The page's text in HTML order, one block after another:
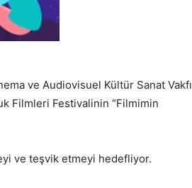
ve Audiovisuel Kültür Sanat Vakfı
Filmleri Festivalinin “Filmimin
ve teşvik etmeyi hedefliyor.